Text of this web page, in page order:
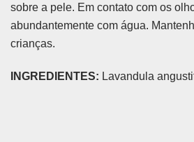
sobre a pele. Em contato com os
abundantemente com água.
crianças.
INGREDIENTES: Lavandula